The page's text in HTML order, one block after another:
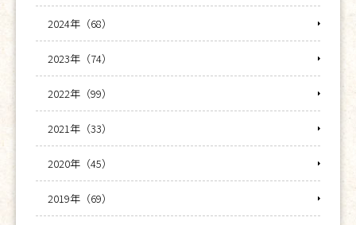
2024年（68）
2023年（74）
2022年（99）
2021年（33）
2020年（45）
2019年（69）